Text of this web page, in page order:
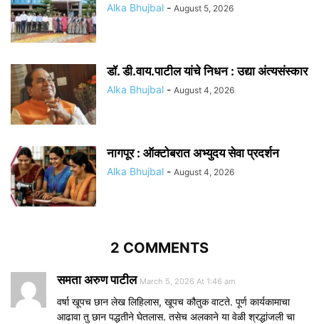
Alka Bhujbal - August 5, 2026
डॉ. डी.वाय.पाटील यांचे निधन : उद्या अंत्यसंस्कार
Alka Bhujbal - August 4, 2026
नागपूर : ऑक्टोबरात अभ्युदय सेवा प्रदर्शन
Alka Bhujbal - August 4, 2026
2 COMMENTS
समता अरुण पाटील March 5, 2026 At 1:46 am
वर्षा खूपच छान लेख लिहिलास, खूपच कौतुक वाटते. पूर्ण कार्यकामाचा
आढावा तु छान पद्धतीने घेतलास. तसेच अलकाने या वेळी श्रद्धांजली चा